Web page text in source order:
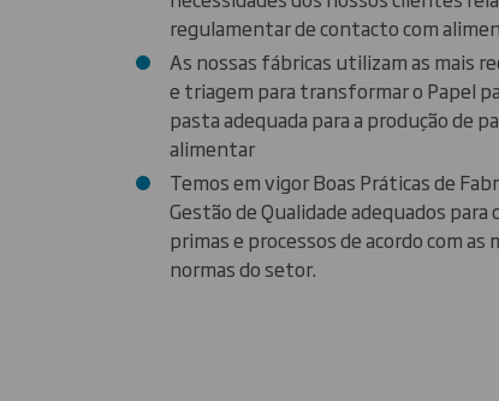
regulamentar de contacto com
As nossas fábricas utilizam as mais
e triagem para transformar o Papel
pasta adequada para a produção de
alimentar
Temos em vigor Boas Práticas de
Gestão de Qualidade adequados
primas e processos de acordo com
normas do setor.